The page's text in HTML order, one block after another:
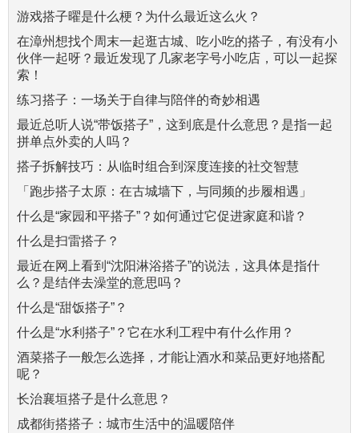
游戏搭子曜是什么梗？为什么最近这么火？
在漳州想找个周末一起逛古城、吃小吃的搭子，有没有小
伙伴一起呀？最近发现了几家老字号小吃店，可以一起探
索！
练习搭子：一场关于自律与陪伴的奇妙相遇
最近总听人说“带饭搭子”，这到底是什么意思？是指一起
拼单点外卖的人吗？
搭子拆解技巧：从临时组合到深度连接的社交智慧
「跑步搭子太原：在古城墙下，与同频的步履相遇」
什么是“家园和平搭子”？如何通过它促进家庭和谐？
什么是扫雷搭子？
最近在网上看到“沈阳淋浴搭子”的说法，这具体是指什
么？是结伴去澡堂的意思吗？
什么是“甜饭搭子”？
什么是“水利搭子”？它在水利工程中有什么作用？
酒菜搭子一般怎么选择，才能让酒水和菜品更好地搭配
呢？
长治襄垣搭子是什么意思？
成都街搭搭子：城市生活中的温暖陪伴